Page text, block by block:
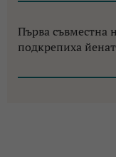
Първа съвместна
подкрепиха